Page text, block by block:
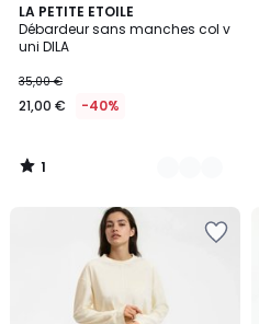
LA PETITE ETOILE
Débardeur sans manches col v
uni DILA
35,00 €
21,00 € -40%
1
/
5
3
Couleurs
1
/